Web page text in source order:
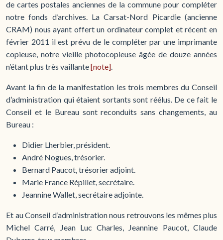
de cartes postales anciennes de la commune pour compléter
notre fonds d’archives. La Carsat-Nord Picardie (ancienne
CRAM) nous ayant offert un ordinateur complet et récent en
février 2011 il est prévu de le compléter par une imprimante
copieuse, notre vieille photocopieuse âgée de douze années
n’étant plus très vaillante[note].
Avant la fin de la manifestation les trois membres du Conseil
d’administration qui étaient sortants sont réélus. De ce fait le
Conseil et le Bureau sont reconduits sans changements, au
Bureau :
Didier Lherbier, président.
André Nogues, trésorier.
Bernard Paucot, trésorier adjoint.
Marie France Répillet, secrétaire.
Jeannine Wallet, secrétaire adjointe.
Et au Conseil d’administration nous retrouvons les mêmes plus
Michel Carré, Jean Luc Charles, Jeannine Paucot, Claude